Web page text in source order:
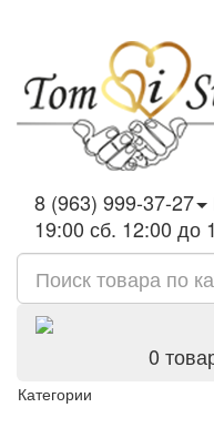
8 (963) 999-37-27
19:00 сб. 12:00 до
0
Категории